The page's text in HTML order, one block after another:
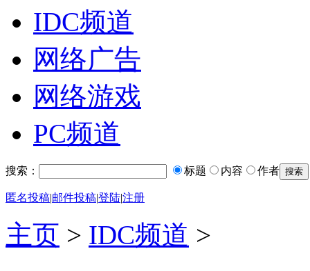
IDC频道
网络广告
网络游戏
PC频道
搜索： 标题 内容 作者
匿名投稿|邮件投稿|登陆|注册
主页 > IDC频道 >